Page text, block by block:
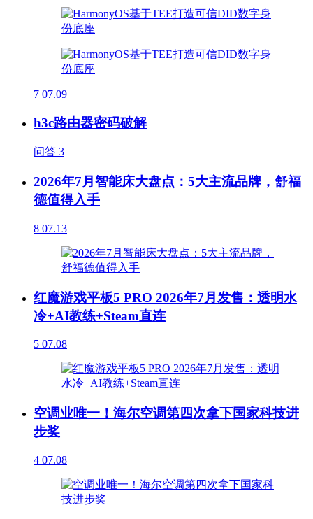
7 07.09
h3c路由器密码破解
问答 3
2026年7月智能床大盘点：5大主流品牌，舒福
德值得入手
8 07.13
红魔游戏平板5 PRO 2026年7月发售：透明水
冷+AI教练+Steam直连
5 07.08
空调业唯一！海尔空调第四次拿下国家科技进
步奖
4 07.08